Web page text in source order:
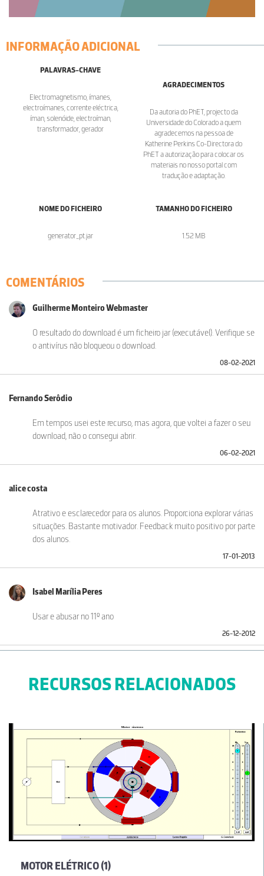
INFORMAÇÃO ADICIONAL
PALAVRAS-CHAVE
Electromagnetismo, ímanes,
electroímanes, corrente eléctrica,
íman, solenóide, electroíman,
transformador, gerador
AGRADECIMENTOS
Da autoria do PhET, projecto da
Universidade do Colorado a quem
agradecemos na pessoa de
Katherine Perkins Co-Directora do
PhET a autorização para colocar os
materiais no nosso portal com
tradução e adaptação.
NOME DO FICHEIRO
generator_pt.jar
TAMANHO DO FICHEIRO
1.52 MB
COMENTÁRIOS
Guilherme Monteiro Webmaster
O resultado do download é um ficheiro jar (executável). Verifique se
o antivírus não bloqueou o download.
08-02-2021
Fernando Serôdio
Em tempos usei este recurso, mas agora, que voltei a fazer o seu
download, não o consegui abrir.
06-02-2021
alice costa
Atrativo e esclarecedor para os alunos. Proporciona explorar várias
situações. Bastante motivador. Feedback muito positivo por parte
dos alunos.
17-01-2013
Isabel Marília Peres
Usar e abusar no 11º ano
26-12-2012
RECURSOS RELACIONADOS
MOTOR ELÉTRICO (1)